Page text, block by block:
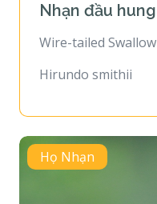
Nhạn đầu hung
Wire-tailed Swallow
Hirundo smithii
Họ Nhạn